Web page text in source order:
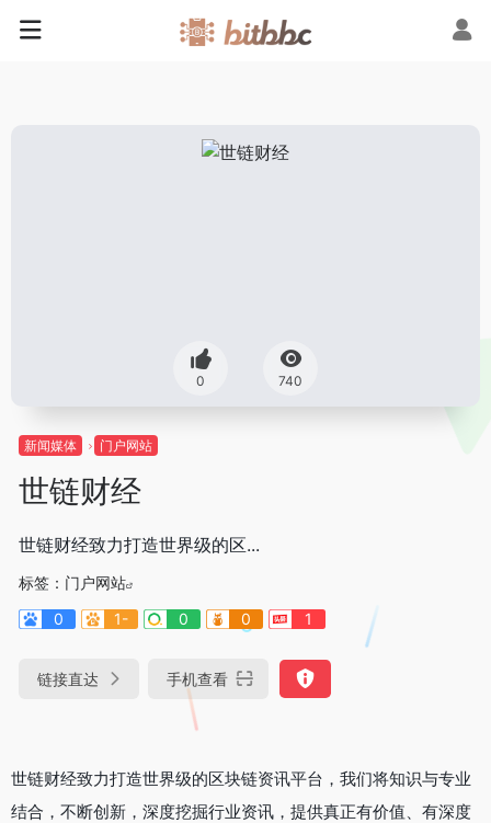
0 740
新闻媒体 门户网站
世链财经
世链财经致力打造世界级的区...
标签： 门户网站
0
1- 0 0 1
链接直达 手机查看
世链财经致力打造世界级的区块链资讯平台，我们将知识与专业
结合，不断创新，深度挖掘行业资讯，提供真正有价值、有深度